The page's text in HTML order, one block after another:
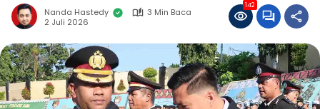
Nanda Hastedy
3 Min Baca
2 Juli 2026
142